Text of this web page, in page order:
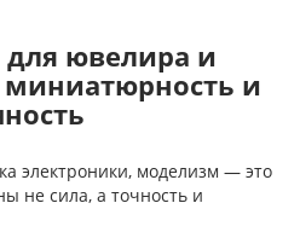
для ювелира и
и
электроники, моделизм — это
не сила, а точность и